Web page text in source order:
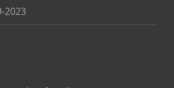
2023